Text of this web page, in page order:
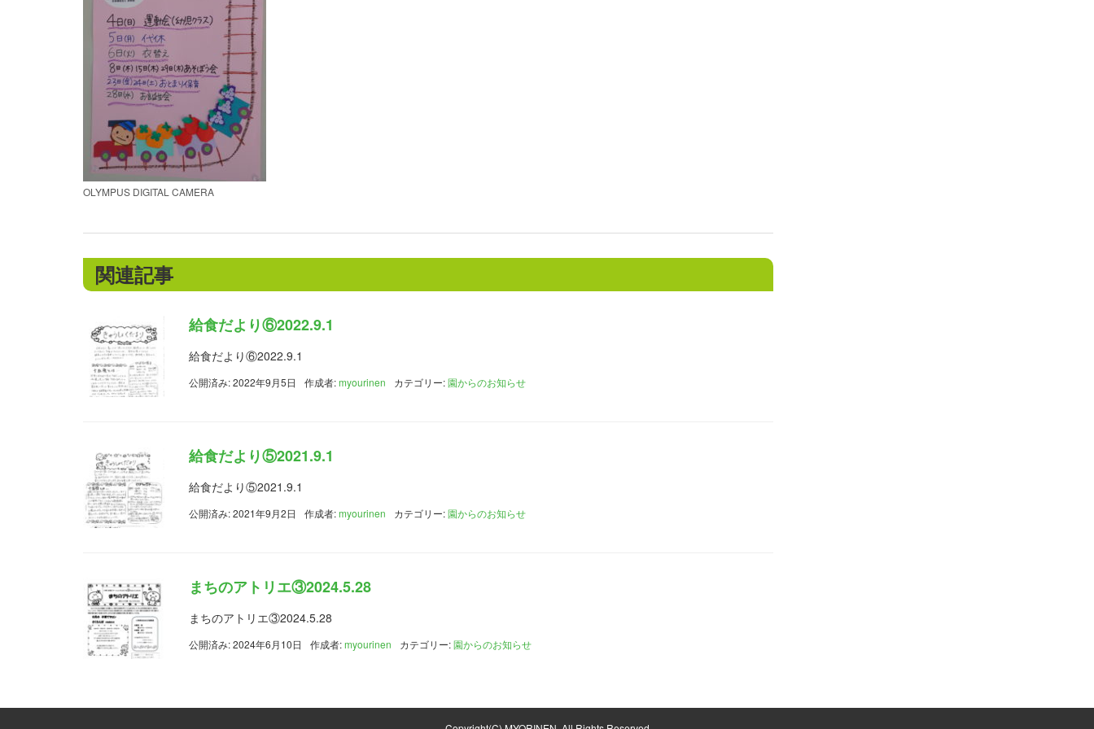
OLYMPUS DIGITAL CAMERA
関連記事
給食だより⑥2022.9.1
給食だより⑥2022.9.1
公開済み: 2022年9月5日 作成者:myourinen カテゴリー:園からのお知らせ
給食だより⑤2021.9.1
給食だより⑤2021.9.1
公開済み: 2021年9月2日 作成者:myourinen カテゴリー:園からのお知らせ
まちのアトリエ③2024.5.28
まちのアトリエ③2024.5.28
公開済み: 2024年6月10日 作成者:myourinen カテゴリー:園からのお知らせ